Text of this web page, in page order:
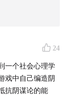
24
一个社会心理学
戏中自己编造阴
抗阴谋论的能